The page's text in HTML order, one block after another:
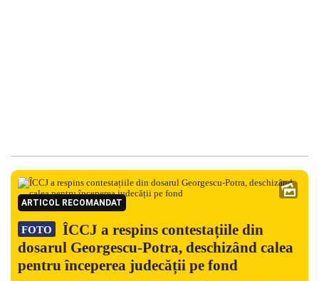
ARTICOL RECOMANDAT
FOTO
ÎCCJ a respins contestațiile din
dosarul Georgescu-Potra, deschizând calea
pentru începerea judecății pe fond